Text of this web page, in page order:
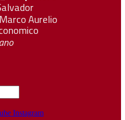
Aurelio
Instagram